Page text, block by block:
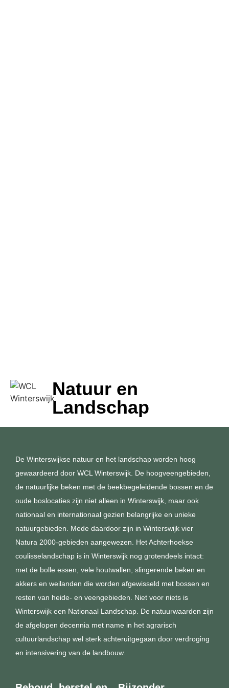
Natuur en
Landschap
De Winterswijkse natuur en het landschap worden hoog
gewaardeerd door WCL Winterswijk. De hoogveengebieden,
de natuurlijke beken met de beekbegeleidende bossen en de
oude boslocaties zijn niet alleen in Winterswijk, maar ook
nationaal en internationaal gezien belangrijke en unieke
natuurgebieden. Mede daardoor zijn in Winterswijk vier
Natura 2000-gebieden aangewezen. Het Achterhoekse
coulisselandschap is in Winterswijk nog grotendeels intact:
met de bolle essen, vele houtwallen, slingerende beken en
akkers en weilanden die worden afgewisseld met bossen en
resten van heide- en veengebieden. Niet voor niets is
Winterswijk een Nationaal Landschap. De natuurwaarden zijn
de afgelopen decennia met name in het agrarisch
cultuurlandschap wel sterk achteruitgegaan door verdroging
en intensivering van de landbouw.